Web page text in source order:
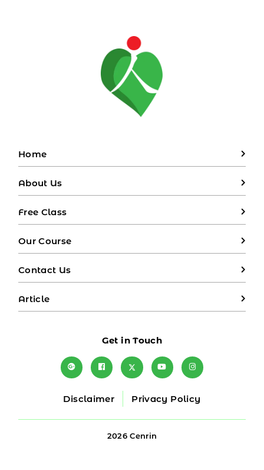
Home
About Us
Free Class
Our Course
Contact Us
Article
Get in Touch
Disclaimer Privacy Policy
2026 Cenrin